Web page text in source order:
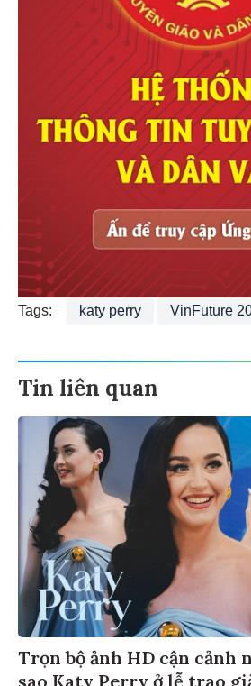
Tags: katy perry VinFuture
Tin liên quan
Trọn bộ ảnh HD cận cảnh